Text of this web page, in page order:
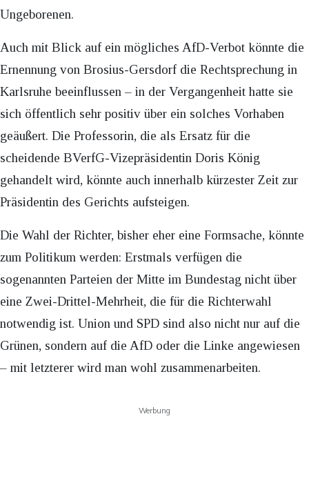
Ungeborenen.
Auch mit Blick auf ein mögliches AfD-Verbot könnte die
Ernennung von Brosius-Gersdorf die Rechtsprechung in
Karlsruhe beeinflussen – in der Vergangenheit hatte sie
sich öffentlich sehr positiv über ein solches Vorhaben
geäußert. Die Professorin, die als Ersatz für die
scheidende BVerfG-Vizepräsidentin Doris König
gehandelt wird, könnte auch innerhalb kürzester Zeit zur
Präsidentin des Gerichts aufsteigen.
Die Wahl der Richter, bisher eher eine Formsache, könnte
zum Politikum werden: Erstmals verfügen die
sogenannten Parteien der Mitte im Bundestag nicht über
eine Zwei-Drittel-Mehrheit, die für die Richterwahl
notwendig ist. Union und SPD sind also nicht nur auf die
Grünen, sondern auf die AfD oder die Linke angewiesen
– mit letzterer wird man wohl zusammenarbeiten.
Werbung